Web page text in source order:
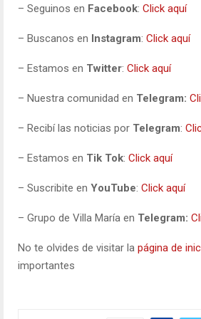
– Seguinos en Facebook: Click aquí
– Buscanos en Instagram: Click aquí
– Estamos en Twitter: Click aquí
– Nuestra comunidad en Telegram:
– Recibí las noticias por Telegram:
– Estamos en Tik Tok: Click aquí
– Suscribite en YouTube: Click aquí
– Grupo de Villa María en Telegram:
No te olvides de visitar la página de
importantes